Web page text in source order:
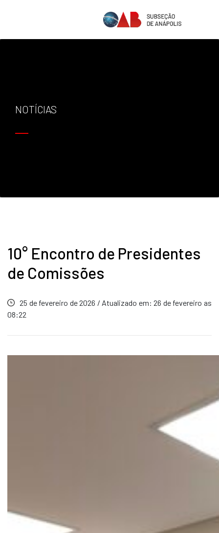
NOTÍCIAS
10° Encontro de Presidentes
de Comissões
25 de fevereiro de 2026 / Atualizado em: 26 de fevereiro as
08:22